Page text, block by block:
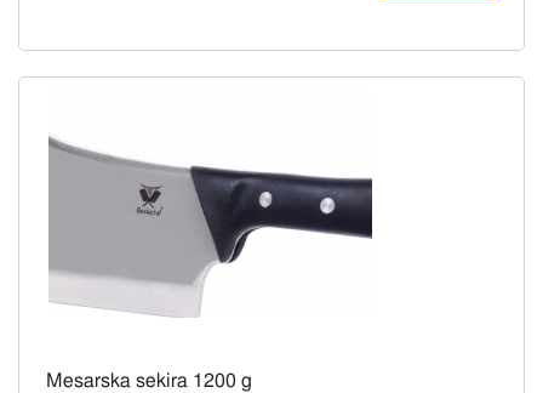
Mesarska sekira 1200 g